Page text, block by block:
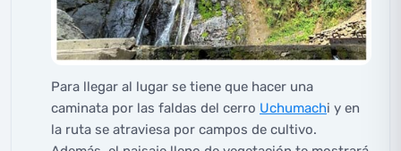
Para llegar al lugar se tiene que hacer una
caminata por las faldas del cerro Uchumachi y en
la ruta se atraviesa por campos de cultivo.